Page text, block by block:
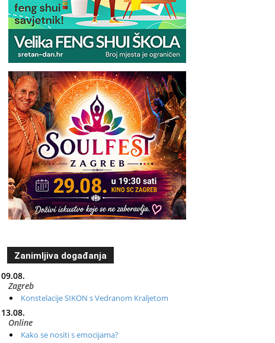
Zanimljiva događanja
09.08.
Zagreb
Konstelacije SIKON s Vedranom Kraljetom
13.08.
Online
Kako se nositi s emocijama?